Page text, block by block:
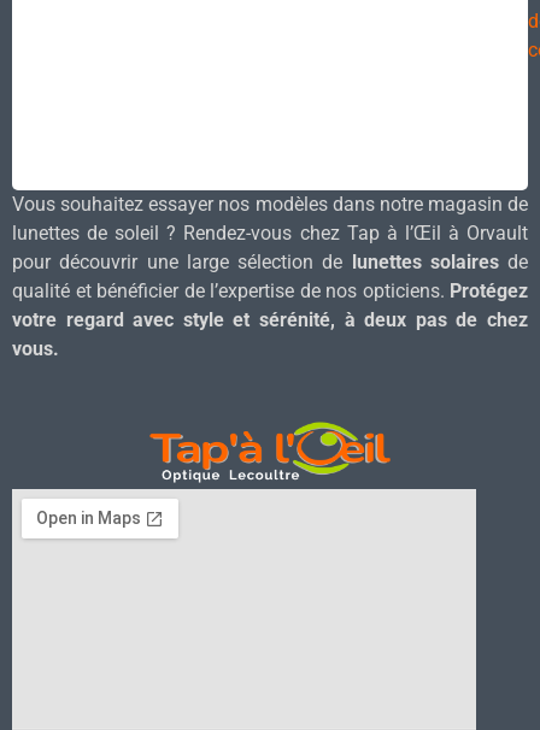
Vous souhaitez essayer nos modèles dans notre magasin de
lunettes de soleil ? Rendez-vous chez Tap à l’Œil à Orvault
pour découvrir une large sélection de lunettes solairesde
qualité et bénéficier de l’expertise de nos opticiens. Protégez
votre regard avec style et sérénité, à deux pas de chez
vous.